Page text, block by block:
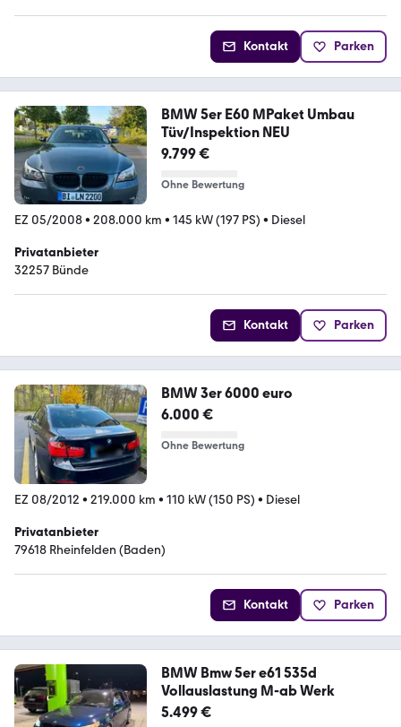
Kontakt Parken
BMW 5er E60 MPaket Umbau
Tüv/Inspektion NEU
9.799 €
Ohne Bewertung
EZ 05/2008• 208.000 km • 145 kW (197 PS) • Diesel
Privatanbieter
32257 Bünde
Kontakt Parken
BMW 3er 6000 euro
6.000 €
Ohne Bewertung
EZ 08/2012 • 219.000 km • 110 kW (150 PS) • Diesel
Privatanbieter
79618 Rheinfelden (Baden)
Kontakt Parken
BMW Bmw 5er e61 535d
Vollauslastung M-ab Werk
5.499 €